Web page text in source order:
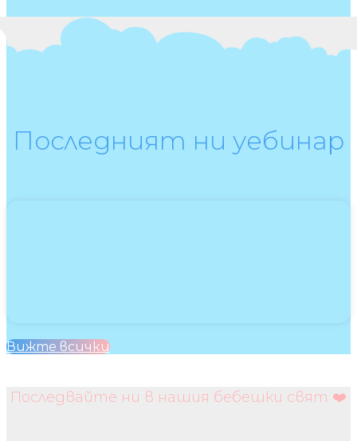
Последният ни уебинар
Вижте всички
Последвайте ни в нашия бебешки свят ❤️